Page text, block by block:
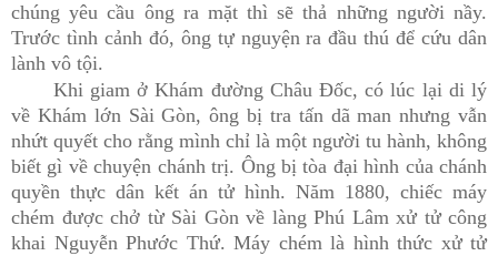
chúng yêu cầu ông ra mặt thì sẽ thả những người nầy.
Trước tình cảnh đó, ông tự nguyện ra đầu thú để cứu dân
lành vô tội.
Khi giam ở Khám đường Châu Đốc, có lúc lại di lý
về Khám lớn Sài Gòn, ông bị tra tấn dã man nhưng vẫn
nhứt quyết cho rằng mình chỉ là một người tu hành, không
biết gì về chuyện chánh trị. Ông bị tòa đại hình của chánh
quyền thực dân kết án tử hình. Năm 1880, chiếc máy
chém được chở từ Sài Gòn về làng Phú Lâm xử tử công
khai Nguyễn Phước Thứ. Máy chém là hình thức xử tử